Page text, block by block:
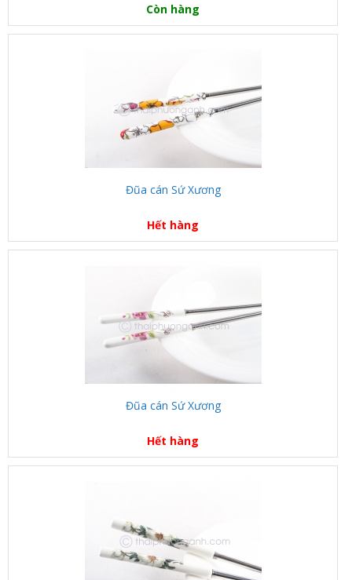
Còn hàng
Đũa cán Sứ Xương
Hết hàng
Đũa cán Sứ Xương
Hết hàng